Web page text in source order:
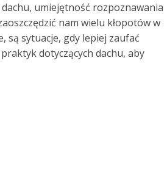
umiejętność rozpoznawania
nam wielu kłopotów w
są sytuacje, gdy lepiej zaufać
dotyczących dachu, aby